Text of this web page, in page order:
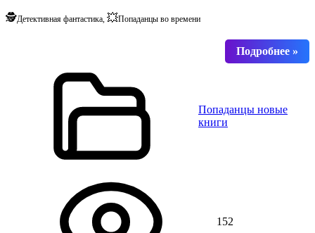
🕵️Детективная фантастика, 💥Попаданцы во времени
Попаданцы новые
книги
152